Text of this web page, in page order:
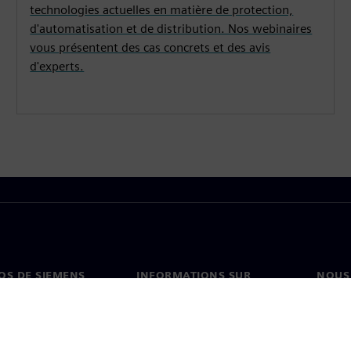
technologies actuelles en matière de protection,
d'automatisation et de distribution. Nos webinaires
vous présentent des cas concrets et des avis
d'experts.
DE SIEMENS
INFORMATIONS SUR